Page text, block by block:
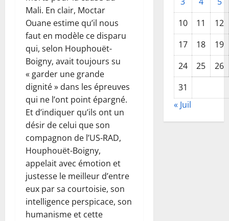
Mali. En clair, Moctar
Ouane estime qu’il nous
faut en modèle ce disparu
qui, selon Houphouët-
Boigny, avait toujours su
« garder une grande
dignité » dans les épreuves
qui ne l’ont point épargné.
Et d’indiquer qu’ils ont un
désir de celui que son
compagnon de l’US-RAD,
Houphouët-Boigny,
appelait avec émotion et
justesse le meilleur d’entre
eux par sa courtoisie, son
intelligence perspicace, son
humanisme et cette
10
11
12
17
18
19
24
25
26
31
« Juil